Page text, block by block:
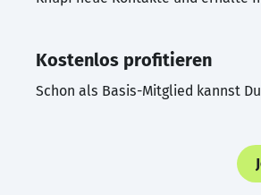
Kostenlos profitieren
Schon als Basis-Mitglied kannst